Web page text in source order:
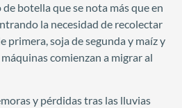
botella que se nota más que en
la necesidad de recolectar
primera, soja de segunda y maíz y
comienzan a migrar al
y pérdidas tras las lluvias